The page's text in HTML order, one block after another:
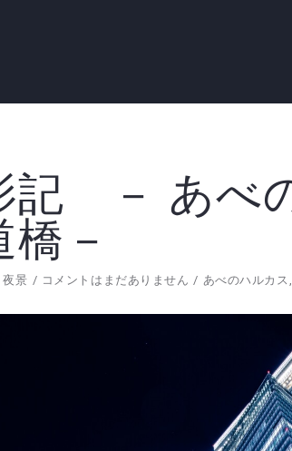
記 － あべ
－
夜景 コメントはまだありません あべのハルカス ,